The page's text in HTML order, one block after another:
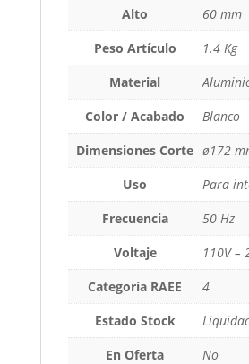
Alto
60 mm
Peso Artículo
1.4 Kg
Material
Color / Acabado
Blanco
Dimensiones Corte ø172
Uso
Para
Frecuencia
50 Hz
Voltaje
110V –
Categoría RAEE
4
Estado Stock
En Oferta
No